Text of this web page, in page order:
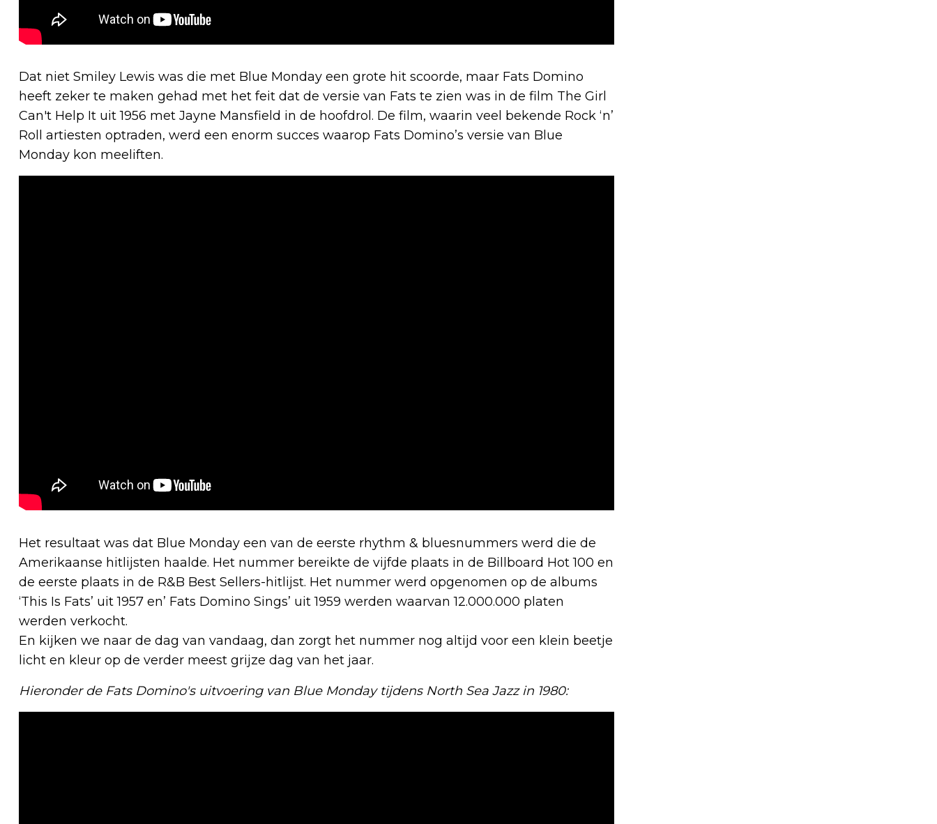
Dat niet Smiley Lewis was die met Blue Monday een grote hit scoorde, maar Fats Domino
heeft zeker te maken gehad met het feit dat de versie van Fats te zien was in de film The Girl
Can't Help It uit 1956 met Jayne Mansfield in de hoofdrol. De film, waarin veel bekende Rock ‘n’
Roll artiesten optraden, werd een enorm succes waarop Fats Domino’s versie van Blue
Monday kon meeliften.
Het resultaat was dat Blue Monday een van de eerste rhythm & bluesnummers werd die de
Amerikaanse hitlijsten haalde. Het nummer bereikte de vijfde plaats in de Billboard Hot 100 en
de eerste plaats in de R&B Best Sellers-hitlijst. Het nummer werd opgenomen op de albums
‘This Is Fats’ uit 1957 en’ Fats Domino Sings’ uit 1959 werden waarvan 12.000.000 platen
werden verkocht.
En kijken we naar de dag van vandaag, dan zorgt het nummer nog altijd voor een klein beetje
licht en kleur op de verder meest grijze dag van het jaar.
Hieronder de Fats Domino's uitvoering van Blue Monday tijdens North Sea Jazz in 1980: